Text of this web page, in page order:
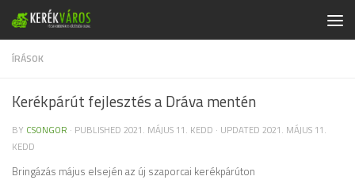
Skip to content
ÍRÁSOK
Kerékpárút fejlesztés a Dráva mentén
BY CSONGOR · PUBLISHED 2021. MÁJUS 11. KEDD · UPDATED 2021. MÁJUS 11.
KEDD
Bringázás május elsején az új szaporcai kerékpárúton